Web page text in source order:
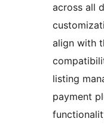
across all
align with
listing
payment